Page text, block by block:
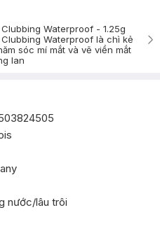
Waterproof - 1.25g
Waterproof là chì kẻ
sóc mí mắt và vẽ viền mắt
lan
nước/lâu trôi